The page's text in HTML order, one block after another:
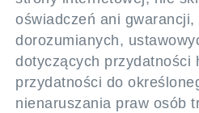
oświadczeń ani gwarancji,
dorozumianych,
dotyczących przydatności
przydatności do
nienaruszania praw osób